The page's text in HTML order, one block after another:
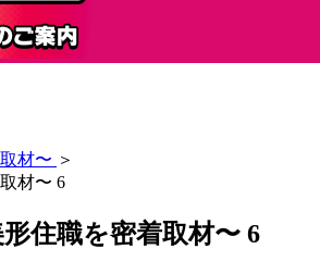
材〜 ＞
材〜 6
住職を密着取材〜 6